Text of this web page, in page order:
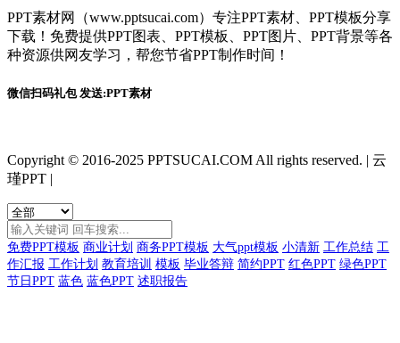
PPT素材网（www.pptsucai.com）专注PPT素材、PPT模板分享
下载！免费提供PPT图表、PPT模板、PPT图片、PPT背景等各
种资源供网友学习，帮您节省PPT制作时间！
微信扫码礼包 发送:PPT素材
Copyright © 2016-2025 PPTSUCAI.COM All rights reserved. | 云
瑾PPT |
免费PPT模板 商业计划 商务PPT模板 大气ppt模板 小清新 工作总结 工
作汇报 工作计划 教育培训 模板 毕业答辩 简约PPT 红色PPT 绿色PPT
节日PPT 蓝色 蓝色PPT 述职报告